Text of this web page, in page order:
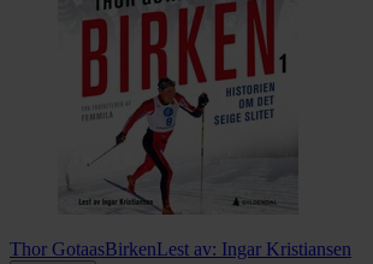
Thor GotaasBirkenLest av: Ingar Kristiansen